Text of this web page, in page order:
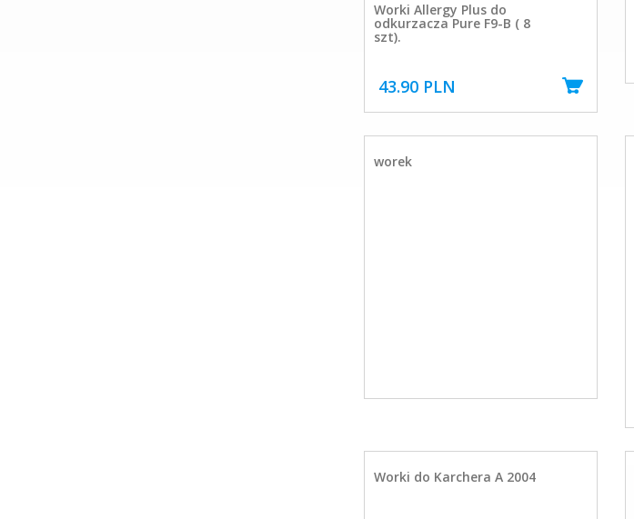
Worki Allergy Plus do
odkurzacza Pure F9-B ( 8
szt).
43.90 PLN
worek
Worki do Karchera A 2004